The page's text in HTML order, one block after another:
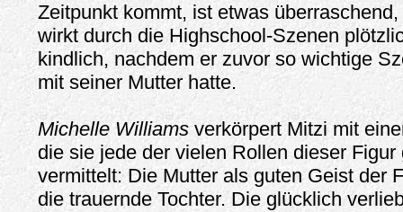
Zeitpunkt kommt, ist etwas
wirkt durch die Highschool-Szenen
kindlich, nachdem er zuvor so wichtige
mit seiner Mutter hatte.
Michelle Williams verkörpert Mitzi mit
die sie jede der vielen Rollen dieser Figur
vermittelt: Die Mutter als guten Geist der
die trauernde Tochter. Die glücklich